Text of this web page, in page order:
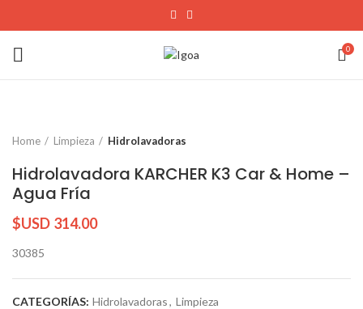
0
Home Limpieza Hidrolavadoras
Hidrolavadora KARCHER K3 Car & Home –
Agua Fría
$USD 314.00
30385
CATEGORÍAS: Hidrolavadoras, Limpieza